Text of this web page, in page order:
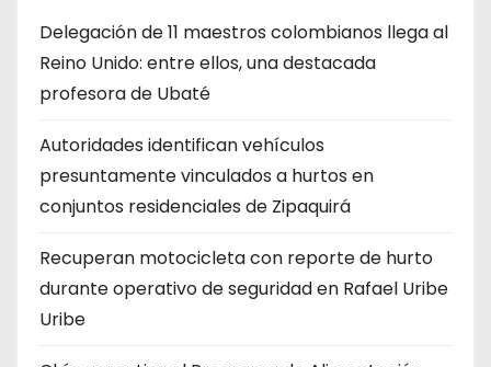
Delegación de 11 maestros colombianos llega al
Reino Unido: entre ellos, una destacada
profesora de Ubaté
Autoridades identifican vehículos
presuntamente vinculados a hurtos en
conjuntos residenciales de Zipaquirá
Recuperan motocicleta con reporte de hurto
durante operativo de seguridad en Rafael Uribe
Uribe